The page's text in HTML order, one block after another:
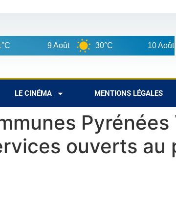
9 Août 30°C 10 Août
LE CINÉMA MENTIONS LÉGALES
Pyrénées
ouverts au